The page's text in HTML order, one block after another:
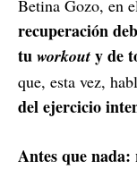
Betina Gozo, en
recuperación
tu workout y de
que, esta vez,
del ejercicio
Antes que